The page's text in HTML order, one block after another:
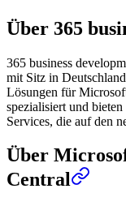
Über 365
365 business
mit Sitz in
Lösungen für
spezialisiert und
Services, die auf den
Über
Central